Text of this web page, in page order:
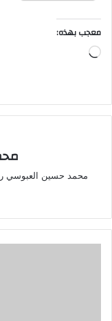
معجب بهذه:
جاري
محمد حسين العبوسي